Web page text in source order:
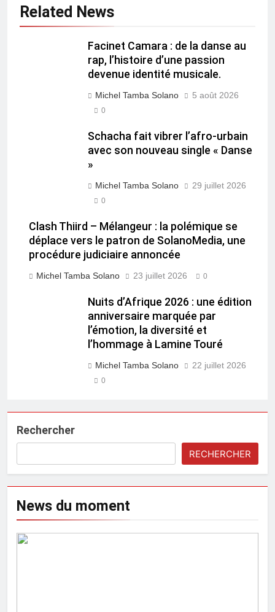
Related News
Facinet Camara : de la danse au
rap, l’histoire d’une passion
devenue identité musicale.
Michel Tamba Solano 5 août 2026
0
Schacha fait vibrer l’afro-urbain
avec son nouveau single « Danse
»
Michel Tamba Solano 29 juillet 2026
0
Clash Thiird – Mélangeur : la polémique se
déplace vers le patron de SolanoMedia, une
procédure judiciaire annoncée
Michel Tamba Solano 23 juillet 2026 0
Nuits d’Afrique 2026 : une édition
anniversaire marquée par
l’émotion, la diversité et
l’hommage à Lamine Touré
Michel Tamba Solano 22 juillet 2026
0
Rechercher
RECHERCHER
News du moment